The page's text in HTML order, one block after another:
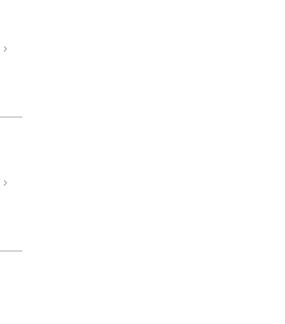
Ermittlungen
Die Grundlagen von Public Relations